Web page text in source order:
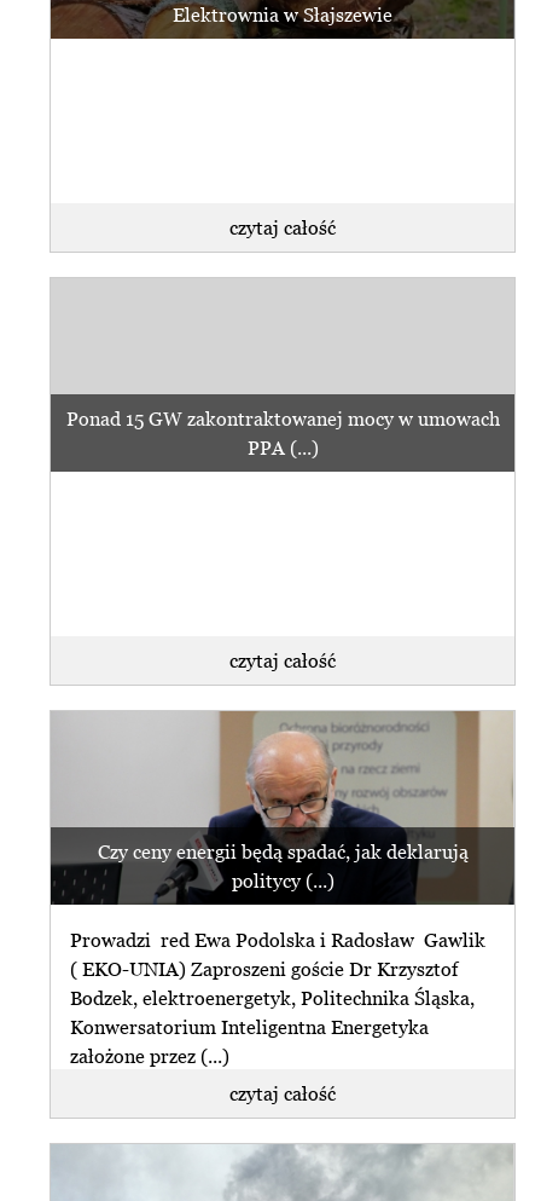
Elektrownia w Słajszewie
czytaj całość
Ponad 15 GW zakontraktowanej mocy w umowach
PPA (...)
czytaj całość
Czy ceny energii będą spadać, jak deklarują
politycy (...)
Prowadzi red Ewa Podolska i Radosław Gawlik
( EKO-UNIA) Zaproszeni goście Dr Krzysztof
Bodzek, elektroenergetyk, Politechnika Śląska,
Konwersatorium Inteligentna Energetyka
założone przez (...)
czytaj całość